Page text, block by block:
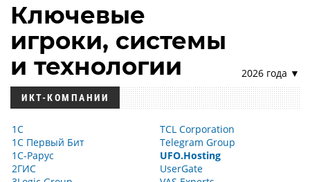
Ключевые
игроки, системы
и технологии
2026 года ▼
ИКТ-КОМПАНИИ
1С
1С Первый Бит
1С-Рарус
2ГИС
TCL Corporation
Telegram Group
UFO.Hosting
UserGate